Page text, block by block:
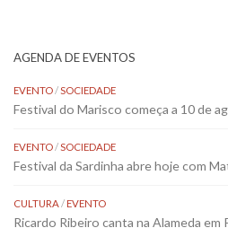
AGENDA DE EVENTOS
EVENTO/SOCIEDADE
Festival do Marisco começa a 10 de
EVENTO/SOCIEDADE
Festival da Sardinha abre hoje com
CULTURA/EVENTO
Ricardo Ribeiro canta na Alameda em